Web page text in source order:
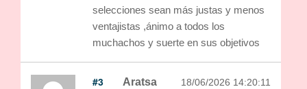
selecciones sean más justas y menos
ventajistas ,ánimo a todos los
muchachos y suerte en sus objetivos
#3 Aratsa 18/06/2026 14:20:11